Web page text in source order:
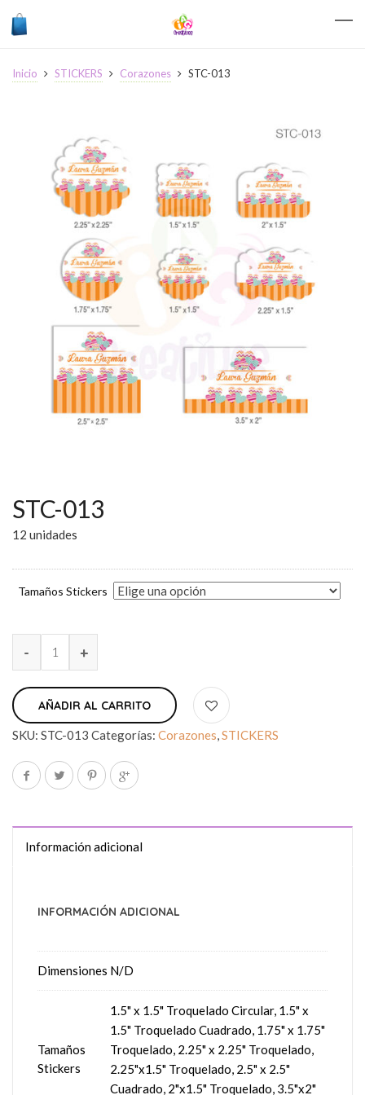
Inicio STICKERS Corazones STC-013
STC-013
12 unidades
Tamaños Stickers
AÑADIR AL CARRITO
SKU: STC-013 Categorías: Corazones,STICKERS
Información adicional
INFORMACIÓN ADICIONAL
Dimensiones N/D
Tamaños
Stickers
1.5" x 1.5" Troquelado Circular, 1.5" x
1.5" Troquelado Cuadrado, 1.75" x 1.75"
Troquelado, 2.25" x 2.25" Troquelado,
2.25"x1.5" Troquelado, 2.5" x 2.5"
Cuadrado, 2"x1.5" Troquelado, 3.5"x2"